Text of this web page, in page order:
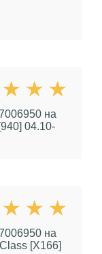
на
04.10-
на
[X166]